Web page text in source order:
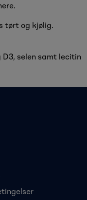
tørt og kjølig.
D3, selen samt lecitin